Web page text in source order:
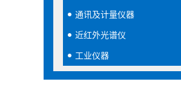
通讯及计量仪器
近红外光谱仪
工业仪器